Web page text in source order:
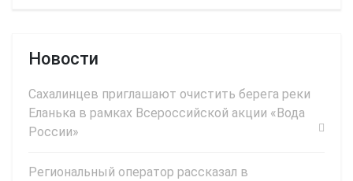
Новости
Сахалинцев приглашают очистить берега реки
Еланька в рамках Всероссийской акции «Вода
России»
Региональный оператор рассказал в